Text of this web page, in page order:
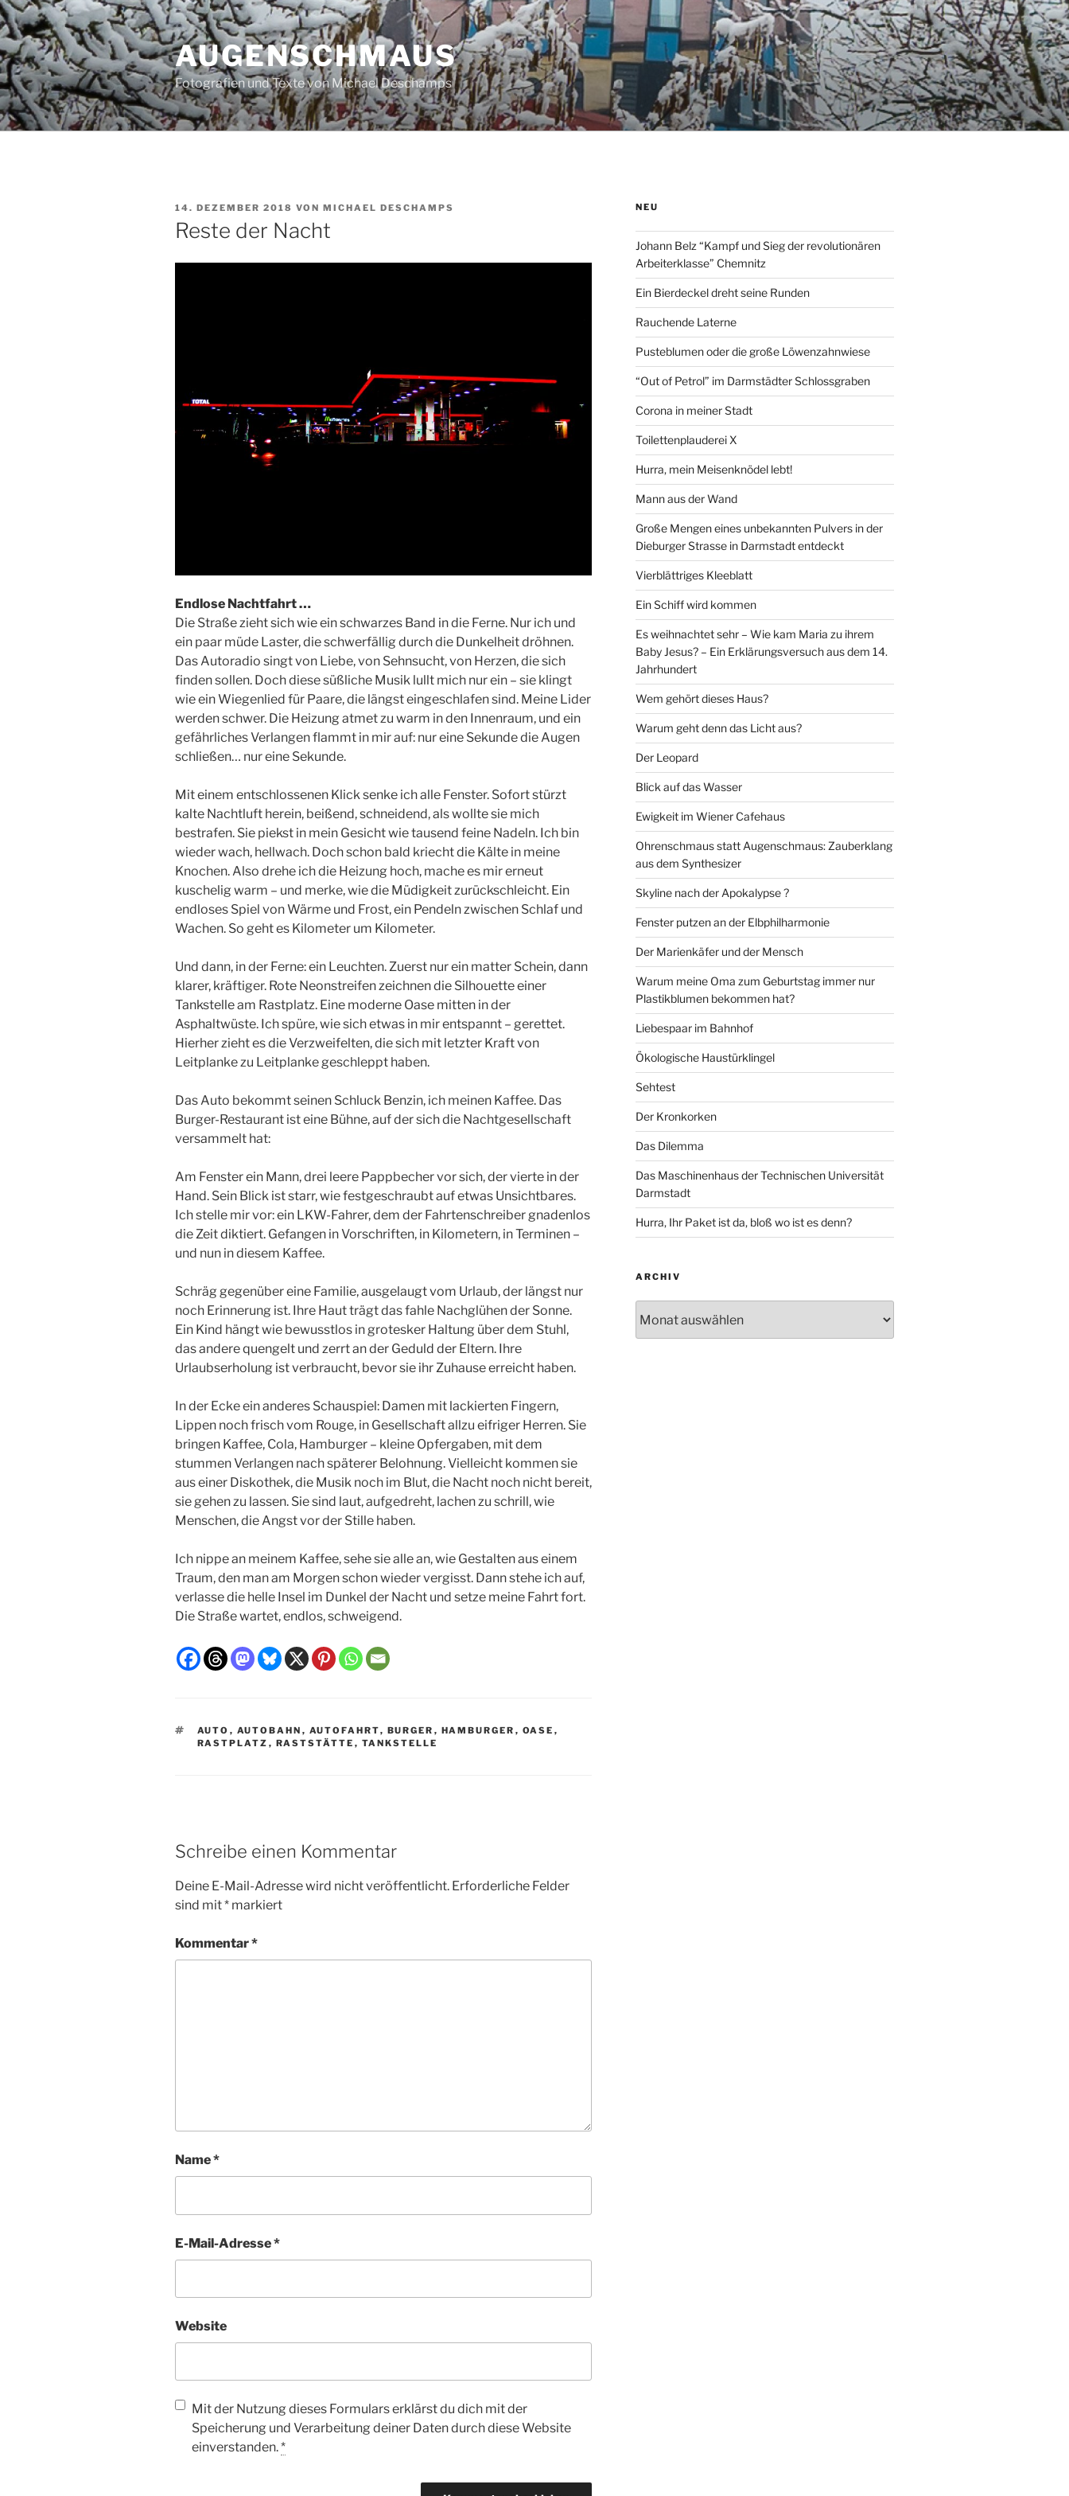
Zum
Inhalt
springen
AUGENSCHMAUS
Fotografien und Texte von Michael Deschamps
VERÖFFENTLICHT
AM
14. DEZEMBER 2018 VON MICHAEL DESCHAMPS
Reste der Nacht
Endlose Nachtfahrt …
Die Straße zieht sich wie ein schwarzes Band in die Ferne. Nur ich und
ein paar müde Laster, die schwerfällig durch die Dunkelheit dröhnen.
Das Autoradio singt von Liebe, von Sehnsucht, von Herzen, die sich
finden sollen. Doch diese süßliche Musik lullt mich nur ein – sie klingt
wie ein Wiegenlied für Paare, die längst eingeschlafen sind. Meine Lider
werden schwer. Die Heizung atmet zu warm in den Innenraum, und ein
gefährliches Verlangen flammt in mir auf: nur eine Sekunde die Augen
schließen… nur eine Sekunde.
Mit einem entschlossenen Klick senke ich alle Fenster. Sofort stürzt
kalte Nachtluft herein, beißend, schneidend, als wollte sie mich
bestrafen. Sie piekst in mein Gesicht wie tausend feine Nadeln. Ich bin
wieder wach, hellwach. Doch schon bald kriecht die Kälte in meine
Knochen. Also drehe ich die Heizung hoch, mache es mir erneut
kuschelig warm – und merke, wie die Müdigkeit zurückschleicht. Ein
endloses Spiel von Wärme und Frost, ein Pendeln zwischen Schlaf und
Wachen. So geht es Kilometer um Kilometer.
Und dann, in der Ferne: ein Leuchten. Zuerst nur ein matter Schein, dann
klarer, kräftiger. Rote Neonstreifen zeichnen die Silhouette einer
Tankstelle am Rastplatz. Eine moderne Oase mitten in der
Asphaltwüste. Ich spüre, wie sich etwas in mir entspannt – gerettet.
Hierher zieht es die Verzweifelten, die sich mit letzter Kraft von
Leitplanke zu Leitplanke geschleppt haben.
Das Auto bekommt seinen Schluck Benzin, ich meinen Kaffee. Das
Burger-Restaurant ist eine Bühne, auf der sich die Nachtgesellschaft
versammelt hat:
Am Fenster ein Mann, drei leere Pappbecher vor sich, der vierte in der
Hand. Sein Blick ist starr, wie festgeschraubt auf etwas Unsichtbares.
Ich stelle mir vor: ein LKW-Fahrer, dem der Fahrtenschreiber gnadenlos
die Zeit diktiert. Gefangen in Vorschriften, in Kilometern, in Terminen –
und nun in diesem Kaffee.
Schräg gegenüber eine Familie, ausgelaugt vom Urlaub, der längst nur
noch Erinnerung ist. Ihre Haut trägt das fahle Nachglühen der Sonne.
Ein Kind hängt wie bewusstlos in grotesker Haltung über dem Stuhl,
das andere quengelt und zerrt an der Geduld der Eltern. Ihre
Urlaubserholung ist verbraucht, bevor sie ihr Zuhause erreicht haben.
In der Ecke ein anderes Schauspiel: Damen mit lackierten Fingern,
Lippen noch frisch vom Rouge, in Gesellschaft allzu eifriger Herren. Sie
bringen Kaffee, Cola, Hamburger – kleine Opfergaben, mit dem
stummen Verlangen nach späterer Belohnung. Vielleicht kommen sie
aus einer Diskothek, die Musik noch im Blut, die Nacht noch nicht bereit,
sie gehen zu lassen. Sie sind laut, aufgedreht, lachen zu schrill, wie
Menschen, die Angst vor der Stille haben.
Ich nippe an meinem Kaffee, sehe sie alle an, wie Gestalten aus einem
Traum, den man am Morgen schon wieder vergisst. Dann stehe ich auf,
verlasse die helle Insel im Dunkel der Nacht und setze meine Fahrt fort.
Die Straße wartet, endlos, schweigend.
SCHLAGWÖRTER
AUTO , AUTOBAHN , AUTOFAHRT, BURGER , HAMBURGER , OASE ,
RASTPLATZ , RASTSTÄTTE , TANKSTELLE
Schreibe einen Kommentar
Deine E-Mail-Adresse wird nicht veröffentlicht. Erforderliche Felder
sind mit* markiert
Kommentar*
Name*
E-Mail-Adresse*
Website
Mit der Nutzung dieses Formulars erklärst du dich mit der
Speicherung und Verarbeitung deiner Daten durch diese Website
einverstanden.*
NEU
Johann Belz “Kampf und Sieg der revolutionären
Arbeiterklasse” Chemnitz
Ein Bierdeckel dreht seine Runden
Rauchende Laterne
Pusteblumen oder die große Löwenzahnwiese
“Out of Petrol” im Darmstädter Schlossgraben
Corona in meiner Stadt
Toilettenplauderei X
Hurra, mein Meisenknödel lebt!
Mann aus der Wand
Große Mengen eines unbekannten Pulvers in der
Dieburger Strasse in Darmstadt entdeckt
Vierblättriges Kleeblatt
Ein Schiff wird kommen
Es weihnachtet sehr – Wie kam Maria zu ihrem
Baby Jesus? – Ein Erklärungsversuch aus dem 14.
Jahrhundert
Wem gehört dieses Haus?
Warum geht denn das Licht aus?
Der Leopard
Blick auf das Wasser
Ewigkeit im Wiener Cafehaus
Ohrenschmaus statt Augenschmaus: Zauberklang
aus dem Synthesizer
Skyline nach der Apokalypse ?
Fenster putzen an der Elbphilharmonie
Der Marienkäfer und der Mensch
Warum meine Oma zum Geburtstag immer nur
Plastikblumen bekommen hat?
Liebespaar im Bahnhof
Ökologische Haustürklingel
Sehtest
Der Kronkorken
Das Dilemma
Das Maschinenhaus der Technischen Universität
Darmstadt
Hurra, Ihr Paket ist da, bloß wo ist es denn?
ARCHIV